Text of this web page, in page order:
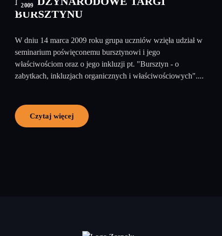
2009
BURSZTYNU
W dniu 14 marca 2009 roku grupa uczniów wzięła udział w
seminarium poświęconemu bursztynowi i jego
właściwościom oraz o jego inkluzji pt. "Bursztyn - o
zabytkach, inkluzjach organicznych i właściwościowych"....
Czytaj więcej